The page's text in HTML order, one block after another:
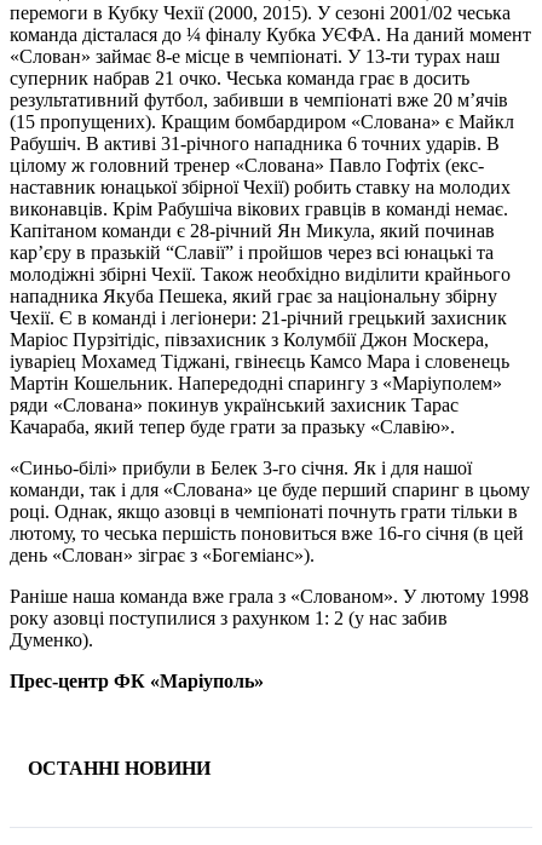
перемоги в Кубку Чехії (2000, 2015). У сезоні 2001/02 чеська
команда дісталася до ¼ фіналу Кубка УЄФА. На даний момент
«Слован» займає 8-е місце в чемпіонаті. У 13-ти турах наш
суперник набрав 21 очко. Чеська команда грає в досить
результативний футбол, забивши в чемпіонаті вже 20 м’ячів
(15 пропущених). Кращим бомбардиром «Слована» є Майкл
Рабушіч. В активі 31-річного нападника 6 точних ударів. В
цілому ж головний тренер «Слована» Павло Гофтіх (екс-
наставник юнацької збірної Чехії) робить ставку на молодих
виконавців. Крім Рабушіча вікових гравців в команді немає.
Капітаном команди є 28-річний Ян Микула, який починав
кар’єру в празькій “Славії” і пройшов через всі юнацькі та
молодіжні збірні Чехії. Також необхідно виділити крайнього
нападника Якуба Пешека, який грає за національну збірну
Чехії. Є в команді і легіонери: 21-річний грецький захисник
Маріос Пурзітідіс, півзахисник з Колумбії Джон Москера,
іуваріец Мохамед Тіджані, гвінеєць Камсо Мара і словенець
Мартін Кошельник. Напередодні спарингу з «Маріуполем»
ряди «Слована» покинув український захисник Тарас
Качараба, який тепер буде грати за празьку «Славію».
«Синьо-білі» прибули в Белек 3-го січня. Як і для нашої
команди, так і для «Слована» це буде перший спаринг в цьому
році. Однак, якщо азовці в чемпіонаті почнуть грати тільки в
лютому, то чеська першість поновиться вже 16-го січня (в цей
день «Слован» зіграє з «Богеміанс»).
Раніше наша команда вже грала з «Слованом». У лютому 1998
року азовці поступилися з рахунком 1: 2 (у нас забив
Думенко).
Прес-центр ФК «Маріуполь»
ОСТАННІ НОВИНИ